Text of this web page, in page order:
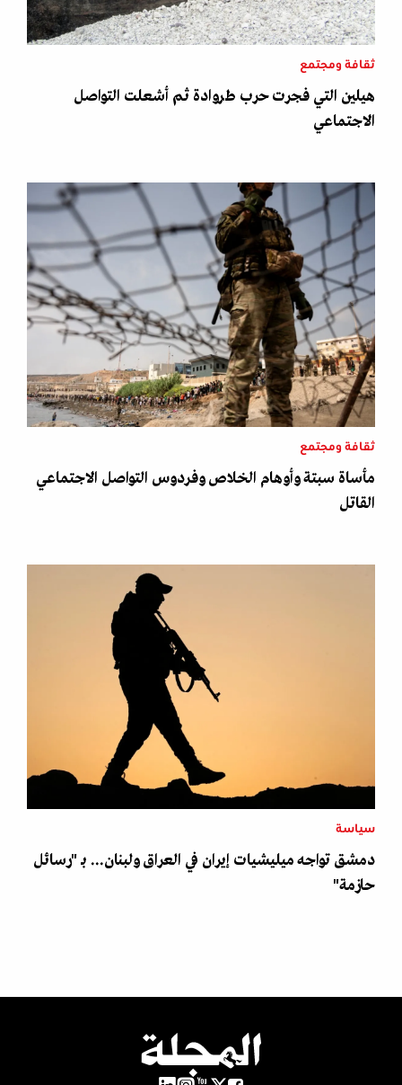
ثقافة ومجتمع
هيلين التي فجرت حرب طروادة ثم أشعلت التواصل
الاجتماعي
ثقافة ومجتمع
مأساة سبتة وأوهام الخلاص وفردوس التواصل الاجتماعي
القاتل
سياسة
دمشق تواجه ميليشيات إيران في العراق ولبنان... بـ "رسائل
حازمة"